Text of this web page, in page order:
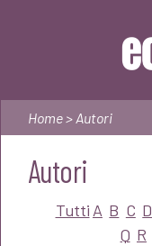
Home> Autori
Autori
Tutti A B C D
Q R